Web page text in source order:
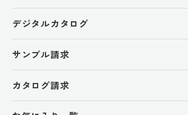
デジタルカタログ
サンプル請求
カタログ請求